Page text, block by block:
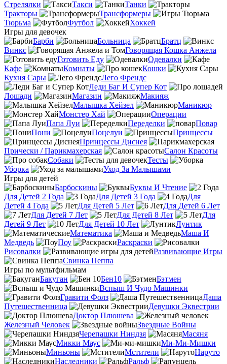
Стрелялки
Такси
Танки
Тракторы
Трансформеры
Тюрьма
Футбол
Хоккей
Игры для девочек
Барби
Больница
Братц
Винкс
Говорящая Кошка Анжела
Готовить Еду
Одевалки
Кафе
Комнаты
Кошки
Кухня Сары
Лего Френдс
Леди Баг И Супер Кот
Лошади
Магазин
Макияж
Малышка Хейзел
Маникюр
Монстер Хай
Операции
Папа Луи
Переделки
Повар
Пони
Поцелуи
Принцессы
Принцессы Диснея
Прически / Парикмахерская
Салон Красоты
Собаки
Тесты
Уборка
Уход За Малышами
Игры для детей
Барбоскины
Буквы И Чтение
Для Детей 2 Года
Для Детей 3 Года
Для
Детей 4 Года
Для Детей 5 Лет
Для Детей 6 Лет
Для Детей 7 Лет
Для Детей 8 Лет
Для
Детей 9 Лет
Для Детей 10 Лет
Лунтик
Математика
Маша И
Медведь
Поу
Раскраски
Рисовалки
Развивающие Игры
Свинка Пеппа
Игры по мультфильмам
Бакуган
Бен10
Бэтмен
Вспыш И Чудо Машинки
Гравити Фолз
Даша
Путешественница
Девушки Эквестрии
Доктор Плюшева
Железный Человек
Звездные Войны
Черепашки Ниндзя
Масяня
Микки Маус
Ми-Ми-Мишки
Миньоны
Мстители
Наруто
Наследники
Ральф